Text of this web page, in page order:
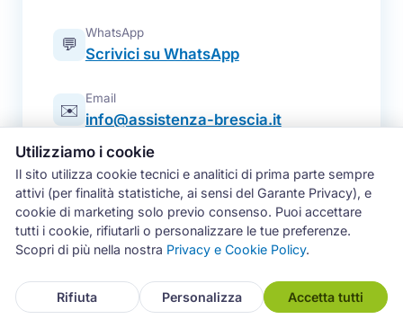
💬
WhatsApp
Scrivici su WhatsApp
✉️
Email
info@assistenza-brescia.it
📋
Modulo online
Prenota un intervento
📍
Zona operativa
Brescia e intera provincia — tutti i
Utilizziamo i cookie
Il sito utilizza cookie tecnici e analitici di prima parte sempre
attivi (per finalità statistiche, ai sensi del Garante Privacy), e
cookie di marketing solo previo consenso. Puoi accettare
tutti i cookie, rifiutarli o personalizzare le tue preferenze.
Scopri di più nella nostra Privacy e Cookie Policy.
Rifiuta Personalizza Accetta tutti